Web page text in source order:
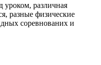
уроком, различная
разные физические
соревнованих и